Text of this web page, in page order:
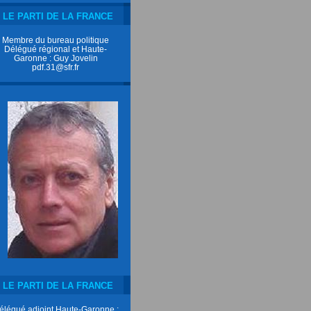
LE PARTI DE LA FRANCE
Membre du bureau politique
Délégué régional et Haute-
Garonne : Guy Jovelin
pdf.31@sfr.fr
LE PARTI DE LA FRANCE